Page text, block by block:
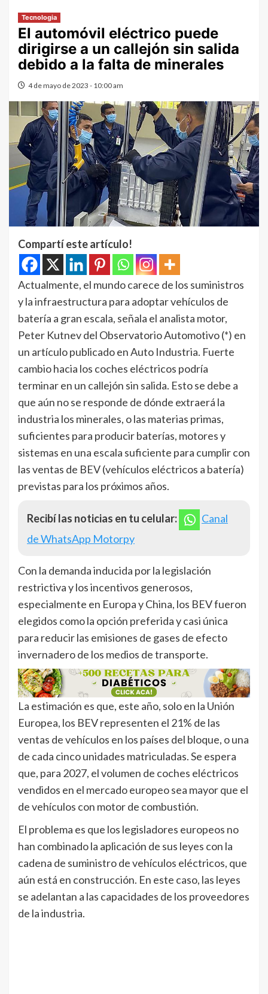
Tecnologia
El automóvil eléctrico puede
dirigirse a un callejón sin salida
debido a la falta de minerales
4 de mayo de 2023 - 10:00 am
Compartí este artículo!
Actualmente, el mundo carece de los suministros
y la infraestructura para adoptar vehículos de
batería a gran escala, señala el analista motor,
Peter Kutnev del Observatorio Automotivo (*) en
un artículo publicado en Auto Industria. Fuerte
cambio hacia los coches eléctricos podría
terminar en un callejón sin salida. Esto se debe a
que aún no se responde de dónde extraerá la
industria los minerales, o las materias primas,
suficientes para producir baterías, motores y
sistemas en una escala suficiente para cumplir con
las ventas de BEV (vehículos eléctricos a batería)
previstas para los próximos años.
Recibí las noticias en tu celular:
Canal
de WhatsApp Motorpy
Con la demanda inducida por la legislación
restrictiva y los incentivos generosos,
especialmente en Europa y China, los BEV fueron
elegidos como la opción preferida y casi única
para reducir las emisiones de gases de efecto
invernadero de los medios de transporte.
La estimación es que, este año, solo en la Unión
Europea, los BEV representen el 21% de las
ventas de vehículos en los países del bloque, o una
de cada cinco unidades matriculadas. Se espera
que, para 2027, el volumen de coches eléctricos
vendidos en el mercado europeo sea mayor que el
de vehículos con motor de combustión.
El problema es que los legisladores europeos no
han combinado la aplicación de sus leyes con la
cadena de suministro de vehículos eléctricos, que
aún está en construcción. En este caso, las leyes
se adelantan a las capacidades de los proveedores
de la industria.